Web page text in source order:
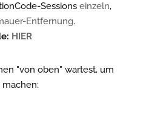
Sessions einzeln,
Entfernung.
HIER
"von oben" wartest, um